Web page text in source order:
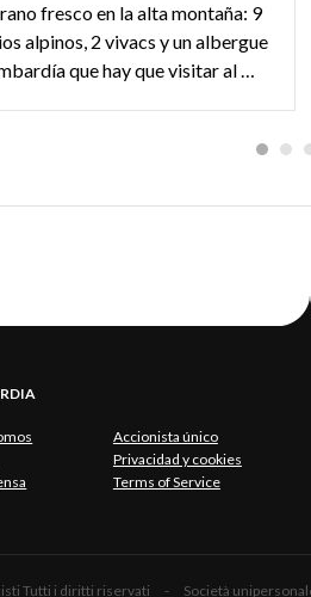
fresco en la alta montaña: 9
alpinos, 2 vivacs y un albergue
en Lombardía que hay que visitar al menos una vez
Accionista único
Privacidad y cookies
Terms of Service
Tutti i diritti riservati - Società